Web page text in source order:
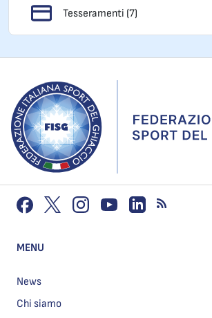
Tesseramenti (7)
MENU
News
Chi siamo